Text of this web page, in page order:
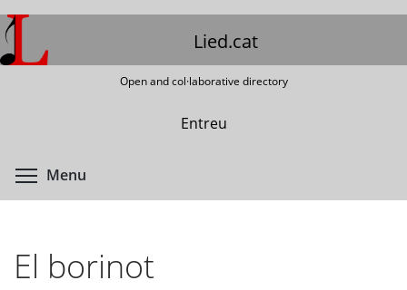
Skip
to
main
Lied.cat
Open and col·laborative directory
Entreu
Menu
El borinot